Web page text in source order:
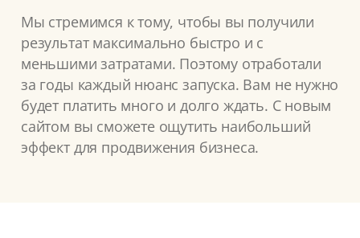
Мы стремимся к тому, чтобы вы получили
результат максимально быстро и с
меньшими затратами. Поэтому отработали
за годы каждый нюанс запуска. Вам не нужно
будет платить много и долго ждать. С новым
сайтом вы сможете ощутить наибольший
эффект для продвижения бизнеса.